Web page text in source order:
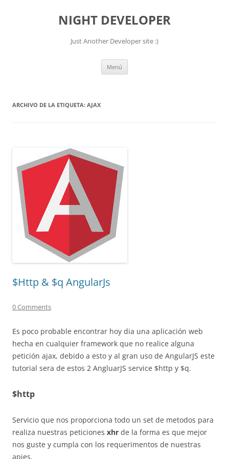
NIGHT DEVELOPER
Just Another Developer site :)
Menú
ARCHIVO DE LA ETIQUETA: AJAX
$Http & $q AngularJs
0 Comments
Es poco probable encontrar hoy dia una aplicación web
hecha en cualquier framework que no realice alguna
petición ajax, debido a esto y al gran uso de AngularJS este
tutorial sera de estos 2 AngluarJS service $http y $q.
$http
Servicio que nos proporciona todo un set de metodos para
realiza nuestras peticiones xhr de la forma es que mejor
nos guste y cumpla con los requerimentos de nuestras
apies.